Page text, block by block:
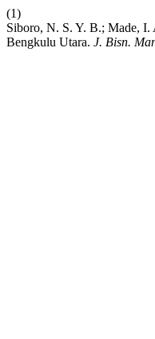
(1)
Siboro, N. S. Y. B.; Made,
Bengkulu Utara. J. Bisn.